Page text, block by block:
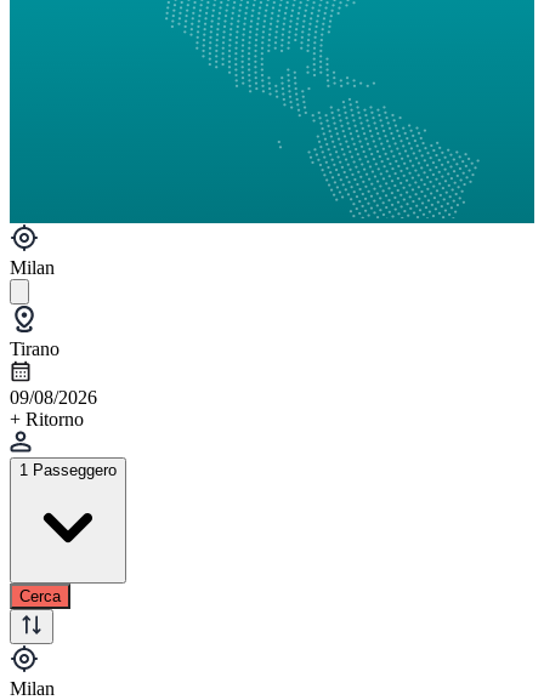
Milan
Tirano
09/08/2026
+ Ritorno
1 Passeggero
Cerca
Milan